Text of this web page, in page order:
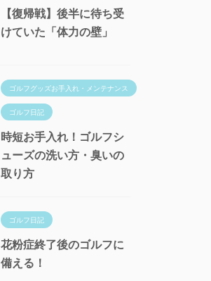
【復帰戦】後半に待ち受
けていた「体力の壁」
ゴルフグッズお手入れ・メンテナンス
ゴルフ日記
時短お手入れ！ゴルフシ
ューズの洗い方・臭いの
取り方
ゴルフ日記
花粉症終了後のゴルフに
備える！